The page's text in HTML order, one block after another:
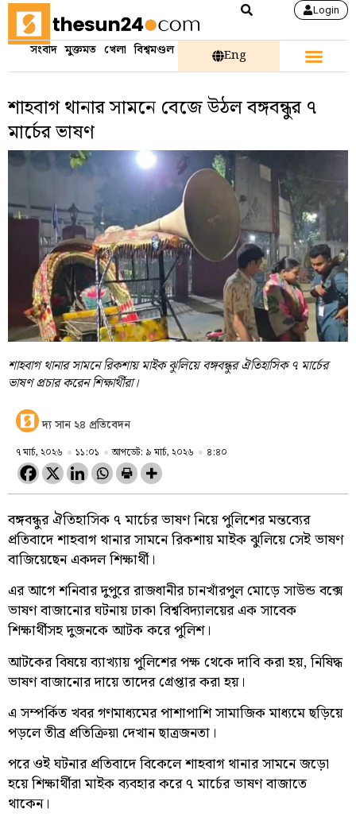
Login
সংবাদ মুক্তমত খেলা বিশ্বমণ্ডল Eng
শাহবাগ থানার সামনে বেজে উঠল বঙ্গবন্ধুর ৭
মার্চের ভাষণ
শাহবাগ থানার সামনে রিকশায় মাইক ঝুলিয়ে বঙ্গবন্ধুর ঐতিহাসিক ৭ মার্চের
ভাষণ প্রচার করেন শিক্ষার্থীরা।
দ্য সান ২৪ প্রতিবেদন
৭ মার্চ, ২০২৬ ১১:০১ আপডেট: ৯ মার্চ, ২০২৬ ৪:৪০
বঙ্গবন্ধুর ঐতিহাসিক ৭ মার্চের ভাষণ নিয়ে পুলিশের মন্তব্যের
প্রতিবাদে শাহবাগ থানার সামনে রিকশায় মাইক ঝুলিয়ে সেই ভাষণ
বাজিয়েছেন একদল শিক্ষার্থী।
এর আগে শনিবার দুপুরে রাজধানীর চানখাঁরপুল মোড়ে সাউন্ড বক্সে
ভাষণ বাজানোর ঘটনায় ঢাকা বিশ্ববিদ্যালয়ের এক সাবেক
শিক্ষার্থীসহ দুজনকে আটক করে পুলিশ।
আটকের বিষয়ে ব্যাখ্যায় পুলিশের পক্ষ থেকে দাবি করা হয়, নিষিদ্ধ
ভাষণ বাজানোর দায়ে তাদের গ্রেপ্তার করা হয়।
এ সম্পর্কিত খবর গণমাধ্যমের পাশাপাশি সামাজিক মাধ্যমে ছড়িয়ে
পড়লে তীব্র প্রতিক্রিয়া দেখান ছাত্রজনতা।
পরে ওই ঘটনার প্রতিবাদে বিকেলে শাহবাগ থানার সামনে জড়ো
হয়ে শিক্ষার্থীরা মাইক ব্যবহার করে ৭ মার্চের ভাষণ বাজাতে
থাকেন।